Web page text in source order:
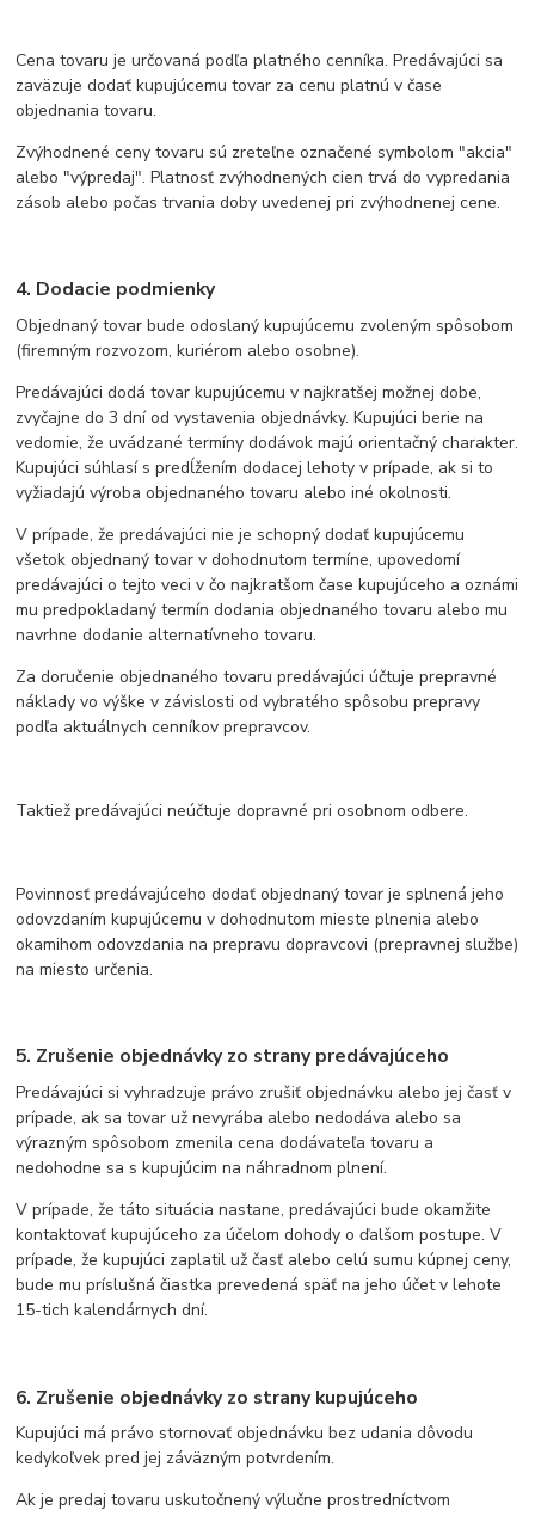
Cena tovaru je určovaná podľa platného cenníka. Predávajúci sa
zaväzuje dodať kupujúcemu tovar za cenu platnú v čase
objednania tovaru.
Zvýhodnené ceny tovaru sú zreteľne označené symbolom "akcia"
alebo "výpredaj". Platnosť zvýhodnených cien trvá do vypredania
zásob alebo počas trvania doby uvedenej pri zvýhodnenej cene.
4. Dodacie podmienky
Objednaný tovar bude odoslaný kupujúcemu zvoleným spôsobom
(firemným rozvozom, kuriérom alebo osobne).
Predávajúci dodá tovar kupujúcemu v najkratšej možnej dobe,
zvyčajne do 3 dní od vystavenia objednávky. Kupujúci berie na
vedomie, že uvádzané termíny dodávok majú orientačný charakter.
Kupujúci súhlasí s predĺžením dodacej lehoty v prípade, ak si to
vyžiadajú výroba objednaného tovaru alebo iné okolnosti.
V prípade, že predávajúci nie je schopný dodať kupujúcemu
všetok objednaný tovar v dohodnutom termíne, upovedomí
predávajúci o tejto veci v čo najkratšom čase kupujúceho a oznámi
mu predpokladaný termín dodania objednaného tovaru alebo mu
navrhne dodanie alternatívneho tovaru.
Za doručenie objednaného tovaru predávajúci účtuje prepravné
náklady vo výške v závislosti od vybratého spôsobu prepravy
podľa aktuálnych cenníkov prepravcov.
Taktiež predávajúci neúčtuje dopravné pri osobnom odbere.
Povinnosť predávajúceho dodať objednaný tovar je splnená jeho
odovzdaním kupujúcemu v dohodnutom mieste plnenia alebo
okamihom odovzdania na prepravu dopravcovi (prepravnej službe)
na miesto určenia.
5. Zrušenie objednávky zo strany predávajúceho
Predávajúci si vyhradzuje právo zrušiť objednávku alebo jej časť v
prípade, ak sa tovar už nevyrába alebo nedodáva alebo sa
výrazným spôsobom zmenila cena dodávateľa tovaru a
nedohodne sa s kupujúcim na náhradnom plnení.
V prípade, že táto situácia nastane, predávajúci bude okamžite
kontaktovať kupujúceho za účelom dohody o ďalšom postupe. V
prípade, že kupujúci zaplatil už časť alebo celú sumu kúpnej ceny,
bude mu príslušná čiastka prevedená späť na jeho účet v lehote
15-tich kalendárnych dní.
6. Zrušenie objednávky zo strany kupujúceho
Kupujúci má právo stornovať objednávku bez udania dôvodu
kedykoľvek pred jej záväzným potvrdením.
Ak je predaj tovaru uskutočnený výlučne prostredníctvom